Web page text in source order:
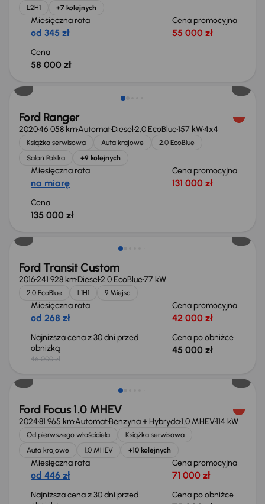
L2H1 +7 kolejnych
Miesięczna rata
od 345 zł
Cena promocyjna
55 000 zł
Cena
58 000 zł
Możliwość odliczenia VAT
Ford Ranger
202046 058 kmAutomatDiesel2.0 EcoBlue157 kW4x4
Książka serwisowa Auta krajowe
2.0 EcoBlue
Salon Polska
+9 kolejnych
Miesięczna rata
na miarę
Cena promocyjna
131 000 zł
Cena
135 000 zł
Taniej o 1 000 zł
Ford Transit Custom
2016241 928 kmDiesel2.0 EcoBlue77 kW
2.0 EcoBlue L1H1 9 Miejsc
Miesięczna rata
od 268 zł
Cena promocyjna
42 000 zł
Najniższa cena z 30 dni przed
obniżką
46 000 zł
Cena po obniżce
45 000 zł
Taniej o 2 000 zł
Ford Focus 1.0 MHEV
202481 965 kmAutomatBenzyna + Hybryda1.0 MHEV114 kW
Od pierwszego właściciela
Książka serwisowa
Auta krajowe
1.0 MHEV +10 kolejnych
Miesięczna rata
od 446 zł
Cena promocyjna
71 000 zł
Najniższa cena z 30 dni przed
Cena po obniżce